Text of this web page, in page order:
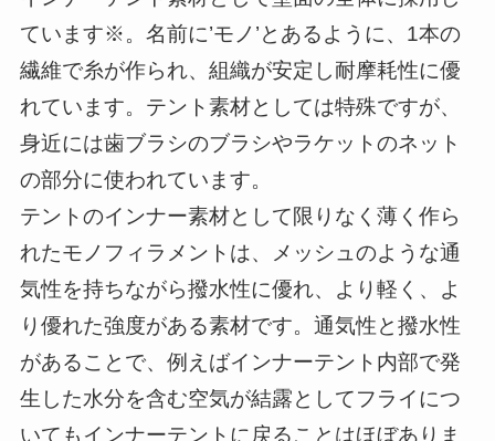
ています※。名前に’モノ’とあるように、1本の
繊維で糸が作られ、組織が安定し耐摩耗性に優
れています。テント素材としては特殊ですが、
身近には歯ブラシのブラシやラケットのネット
の部分に使われています。
テントのインナー素材として限りなく薄く作ら
れたモノフィラメントは、メッシュのような通
気性を持ちながら撥水性に優れ、より軽く、よ
り優れた強度がある素材です。通気性と撥水性
があることで、例えばインナーテント内部で発
生した水分を含む空気が結露としてフライにつ
いてもインナーテントに戻ることはほぼありま